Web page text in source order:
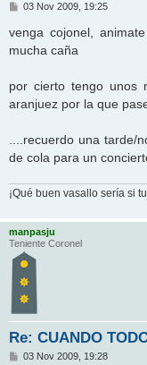
M
n
s
a
03 Nov 2009, 19:25
venga cojonel,
mucha caña
por cierto tengo unos
aranjuez por la que
....recuerdo una tarde/
de cola para un
¡Qué buen vasallo sería si
manpasju
Teniente Coronel
Re: CUANDO
M
03 Nov 2009, 19:28